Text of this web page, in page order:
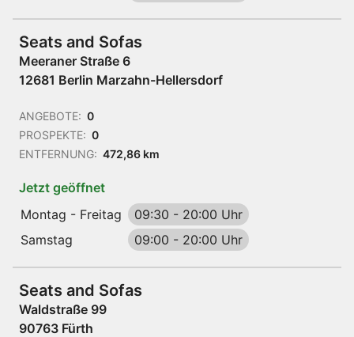
Seats and Sofas
Meeraner Straße 6
12681 Berlin Marzahn-Hellersdorf
ANGEBOTE: 0
PROSPEKTE: 0
ENTFERNUNG: 472,86 km
Jetzt geöffnet
Montag - Freitag
09:30 - 20:00 Uhr
Samstag
09:00 - 20:00 Uhr
Seats and Sofas
Waldstraße 99
90763 Fürth